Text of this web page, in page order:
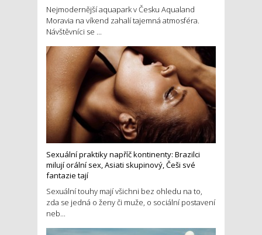
Nejmodernější aquapark v Česku Aqualand
Moravia na víkend zahalí tajemná atmosféra.
Návštěvníci se ...
Sexuální praktiky napříč kontinenty: Brazilci
milují orální sex, Asiati skupinový, Češi své
fantazie tají
Sexuální touhy mají všichni bez ohledu na to,
zda se jedná o ženy či muže, o sociální postavení
neb...